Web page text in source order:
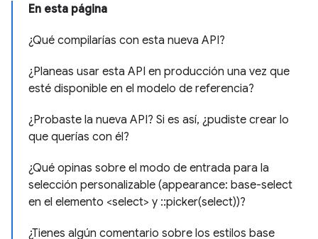
En esta página
¿Qué compilarías con esta nueva API?
¿Planeas usar esta API en producción una vez que
esté disponible en el modelo de referencia?
¿Probaste la nueva API? Si es así, ¿pudiste crear lo
que querías con él?
¿Qué opinas sobre el modo de entrada para la
selección personalizable (appearance: base-select
en el elemento <select> y ::picker(select))?
¿Tienes algún comentario sobre los estilos base